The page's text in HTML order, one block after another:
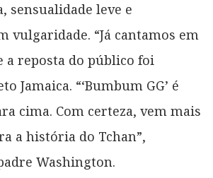
sensualidade leve e
vulgaridade. “Já cantamos em
a reposta do público foi
Jamaica. “‘Bumbum GG’ é
cima. Com certeza, vem mais
a história do Tchan”,
Washington.